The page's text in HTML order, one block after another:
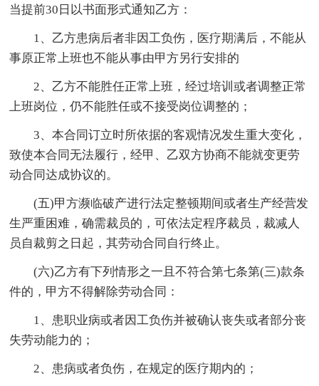
当提前30日以书面形式通知乙方：
1、乙方患病后者非因工负伤，医疗期满后，不能从
事原正常上班也不能从事由甲方另行安排的
2、乙方不能胜任正常上班，经过培训或者调整正常
上班岗位，仍不能胜任或不接受岗位调整的；
3、本合同订立时所依据的客观情况发生重大变化，
致使本合同无法履行，经甲、乙双方协商不能就变更劳
动合同达成协议的。
(五)甲方濒临破产进行法定整顿期间或者生产经营发
生严重困难，确需裁员的，可依法定程序裁员，裁减人
员自裁剪之日起，其劳动合同自行终止。
(六)乙方有下列情形之一且不符合第七条第(三)款条
件的，甲方不得解除劳动合同：
1、患职业病或者因工负伤并被确认丧失或者部分丧
失劳动能力的；
2、患病或者负伤，在规定的医疗期内的；